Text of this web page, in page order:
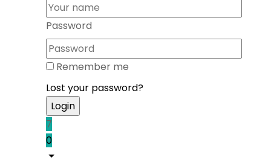
Password
Remember me
Lost your password?
7
0